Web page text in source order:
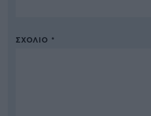
ΣΧΌΛΙΟ *